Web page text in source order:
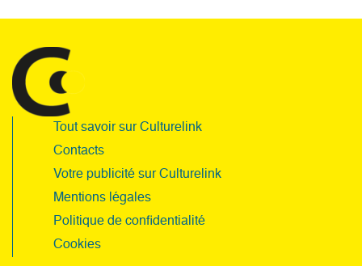
Tout savoir sur Culturelink
Contacts
Votre publicité sur Culturelink
Mentions légales
Politique de confidentialité
Cookies